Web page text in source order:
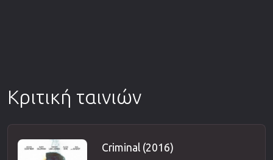
Κριτική ταινιών
Criminal (2016)